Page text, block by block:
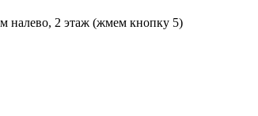
налево, 2 этаж (жмем кнопку 5)